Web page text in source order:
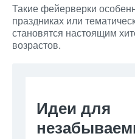
Такие фейерверки
праздниках или
становятся настоящим
возрастов.
Идеи для